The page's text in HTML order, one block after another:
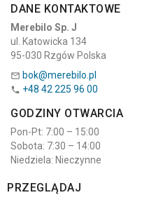
DANE KONTAKTOWE
Merebilo Sp. J
ul. Katowicka 134
95-030 Rzgów Polska
 bok@merebilo.pl
 +48 42 225 96 00
GODZINY OTWARCIA
Pon-Pt: 7:00 – 15:00
Sobota: 7:30 – 14:00
Niedziela: Nieczynne
PRZEGLĄDAJ